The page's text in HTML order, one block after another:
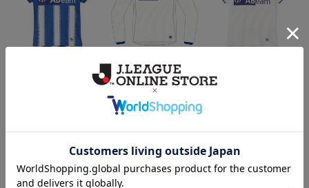
26/27オーセンティックユ
ニフォーム半袖（FP1st）
26/27オーセンティックユ
ニフォーム長袖（FP2n
d）
19,800円～24,860円
ニフォーム半袖（FP2n
d）
18,700円～23,760円
山形
ーやファン必見！